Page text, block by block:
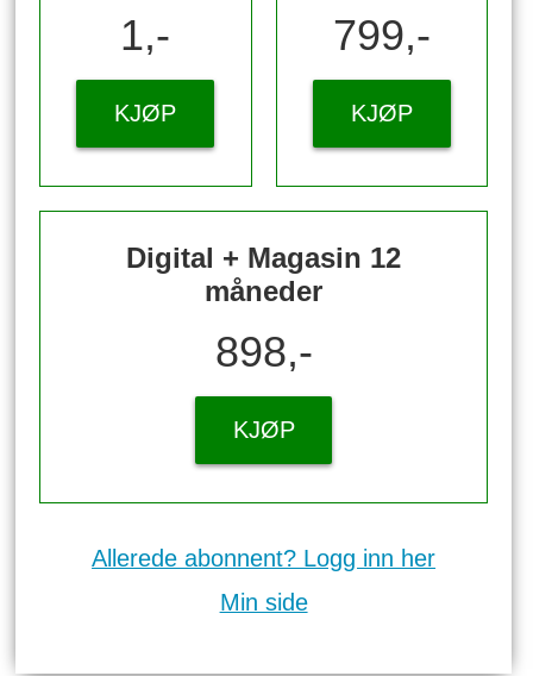
1,-
KJØP
799,-
KJØP
Digital + Magasin 12
måneder
898,-
KJØP
Allerede abonnent? Logg inn her
Min side